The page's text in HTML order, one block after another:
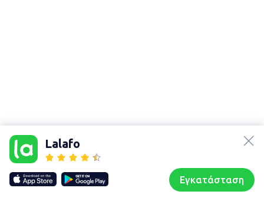
Lalafo
Εγκατάσταση
Our websites
lalafo.kg
lalafo.rs
lalafo.pl
Sitemap
τοποθεσίας
Συζητήσεις Προφίλ